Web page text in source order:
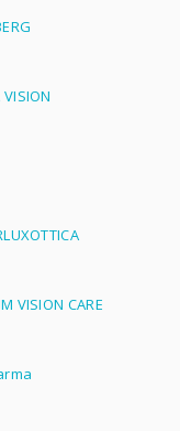
VISION CARE